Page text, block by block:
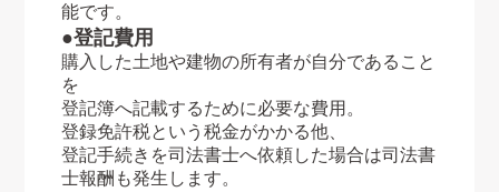
能です。
●登記費用
購入した土地や建物の所有者が自分であること
を
登記簿へ記載するために必要な費用。
登録免許税という税金がかかる他、
登記手続きを司法書士へ依頼した場合は司法書
士報酬も発生します。